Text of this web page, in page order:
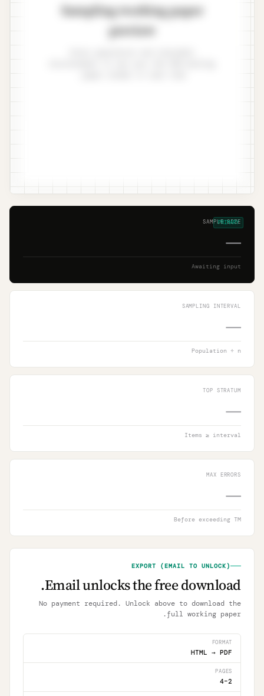
Sampling working paper
preview
SAMPLE SIZE
—
Awaiting input
PRIMARY
SAMPLING INTERVAL
—
Population ÷ n
TOP STRATUM
—
Items ≥ interval
MAX ERRORS
—
Before exceeding TM
EXPORT (EMAIL TO UNLOCK)
Email unlocks the free download.
No payment required. Unlock above to download the
full working paper.
FORMAT
HTML → PDF
PAGES
2–4